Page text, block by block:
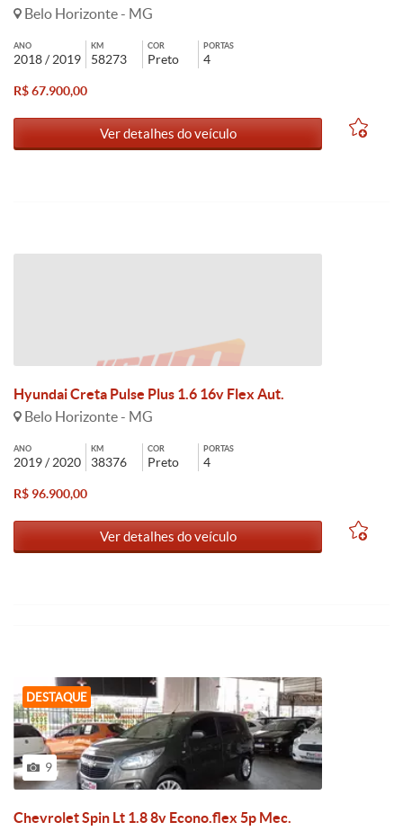
Belo Horizonte - MG
ANO
2018 / 2019
KM
58273
COR
Preto
PORTAS
4
R$ 67.900,00
Ver detalhes do veículo
Hyundai Creta Pulse Plus 1.6 16v Flex Aut.
Belo Horizonte - MG
ANO
2019 / 2020
KM
38376
COR
Preto
PORTAS
4
R$ 96.900,00
Ver detalhes do veículo
DESTAQUE
9
Chevrolet Spin Lt 1.8 8v Econo.flex 5p Mec.